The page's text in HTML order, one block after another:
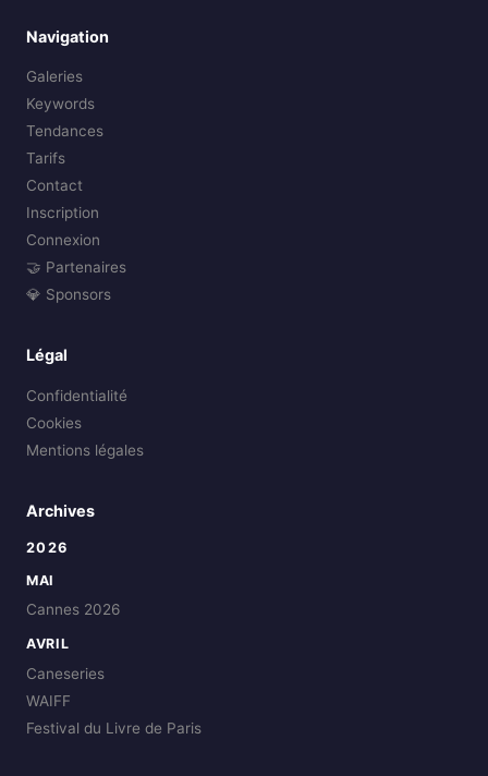
Navigation
Galeries
Keywords
Tendances
Tarifs
Contact
Inscription
Connexion
🤝 Partenaires
💎 Sponsors
Légal
Confidentialité
Cookies
Mentions légales
Archives
2026
MAI
Cannes 2026
AVRIL
Caneseries
WAIFF
Festival du Livre de Paris